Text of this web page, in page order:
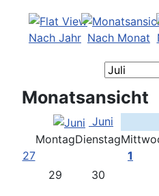
Nach Jahr Nach Monat
Monatsansicht
Juni
MontagDienstag
27
29
30
1